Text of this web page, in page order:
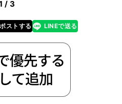
/ 3
ストする
line LINEで送る